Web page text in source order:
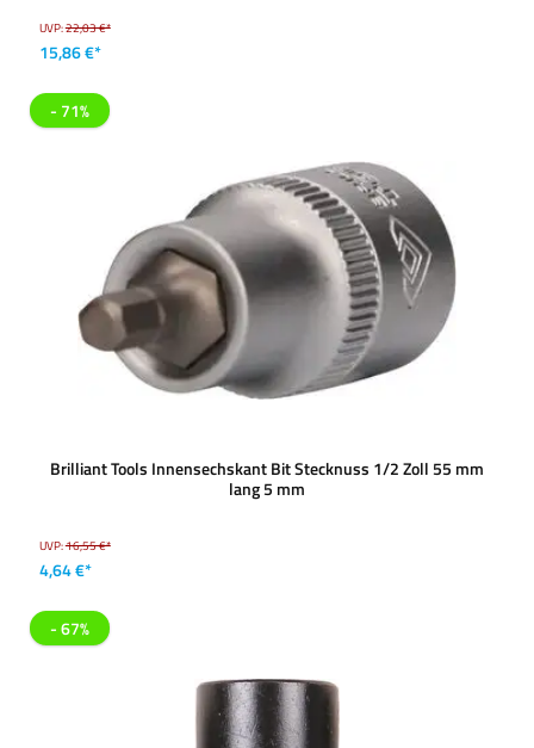
UVP:22,03 €*
15,86 €*
- 71%
Brilliant Tools Innensechskant Bit Stecknuss 1/2 Zoll 55 mm
lang 5 mm
UVP:16,55 €*
4,64 €*
- 67%